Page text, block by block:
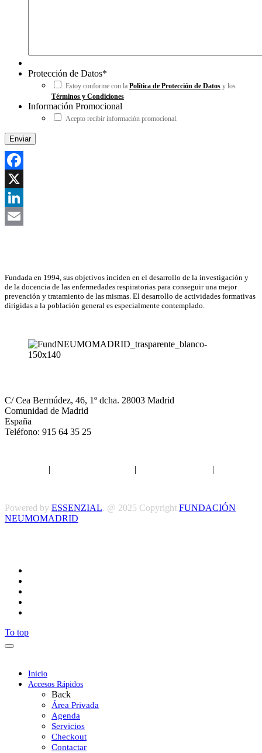
Protección de Datos*
Estoy conforme con la Política de Protección de Datos y los
Términos y Condiciones
Información Promocional
Acepto recibir información promocional.
Facebook
X
LinkedIn
Fundada en 1994, sus objetivos inciden en el desarrollo de la investigación y
de la docencia de las enfermedades respiratorias para conseguir una mejor
prevención y tratamiento de las mismas. El desarrollo de actividades formativas
dirigidas a la población general es especialmente contemplado.
C/ Cea Bermúdez, 46, 1º dcha. 28003 Madrid
Comunidad de Madrid
España
Teléfono: 915 64 35 25
| | |
Powered by ESSENZIAL. @ 2025 Copyright FUNDACIÓN
NEUMOMADRID
To top
Inicio
Accesos Rápidos
Back
Área Privada
Agenda
Servicios
Checkout
Contactar